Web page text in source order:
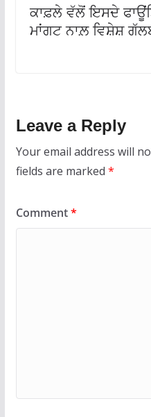
ਕਾਫ਼ਲੇ ਵੱਲੋਂ ਇਸਦੇ
ਮਾਂਗਟ ਨਾਲ਼ ਵਿਸ਼ੇਸ਼
Leave a Reply
Your email address will
fields are marked *
Comment*